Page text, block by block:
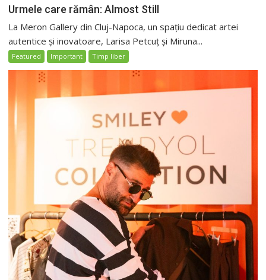
Urmele care rămân: Almost Still
La Meron Gallery din Cluj-Napoca, un spațiu dedicat artei
autentice și inovatoare, Larisa Petcuț și Miruna...
Featured Important Timp liber